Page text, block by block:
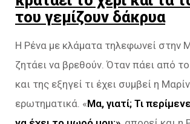
του γεμίζουν δάκρυα
Η Ρένα με κλάματα τηλεφωνεί στην
ζητάει να βρεθούν. Όταν πάει από
και της εξηγεί τι έχει συμβεί η
ερωτηματικά. «Μα, γιατί; Τι